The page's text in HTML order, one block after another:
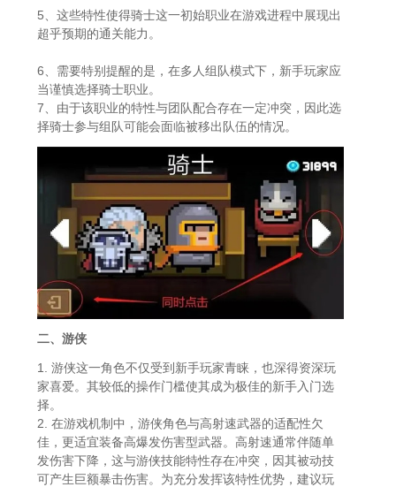
5、这些特性使得骑士这一初始职业在游戏进程中展现出
超乎预期的通关能力。
6、需要特别提醒的是，在多人组队模式下，新手玩家应
当谨慎选择骑士职业。
7、由于该职业的特性与团队配合存在一定冲突，因此选
择骑士参与组队可能会面临被移出队伍的情况。
二、游侠
1. 游侠这一角色不仅受到新手玩家青睐，也深得资深玩
家喜爱。其较低的操作门槛使其成为极佳的新手入门选
择。
2. 在游戏机制中，游侠角色与高射速武器的适配性欠
佳，更适宜装备高爆发伤害型武器。高射速通常伴随单
发伤害下降，这与游侠技能特性存在冲突，因其被动技
可产生巨额暴击伤害。为充分发挥该特性优势，建议玩